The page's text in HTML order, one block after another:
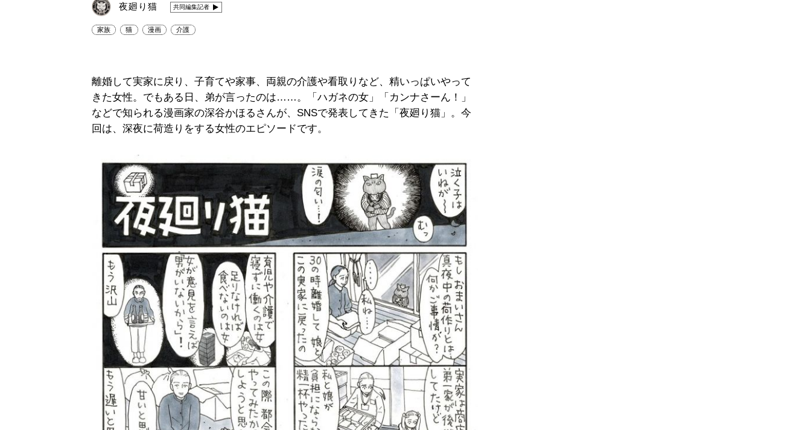
夜廻り猫 共同編集記者
家族 猫 漫画 介護
離婚して実家に戻り、子育てや家事、両親の介護や看取りなど、精いっぱいやって
きた女性。でもある日、弟が言ったのは……。「ハガネの女」「カンナさーん！」
などで知られる漫画家の深谷かほるさんが、SNSで発表してきた「夜廻り猫」。今
回は、深夜に荷造りをする女性のエピソードです。